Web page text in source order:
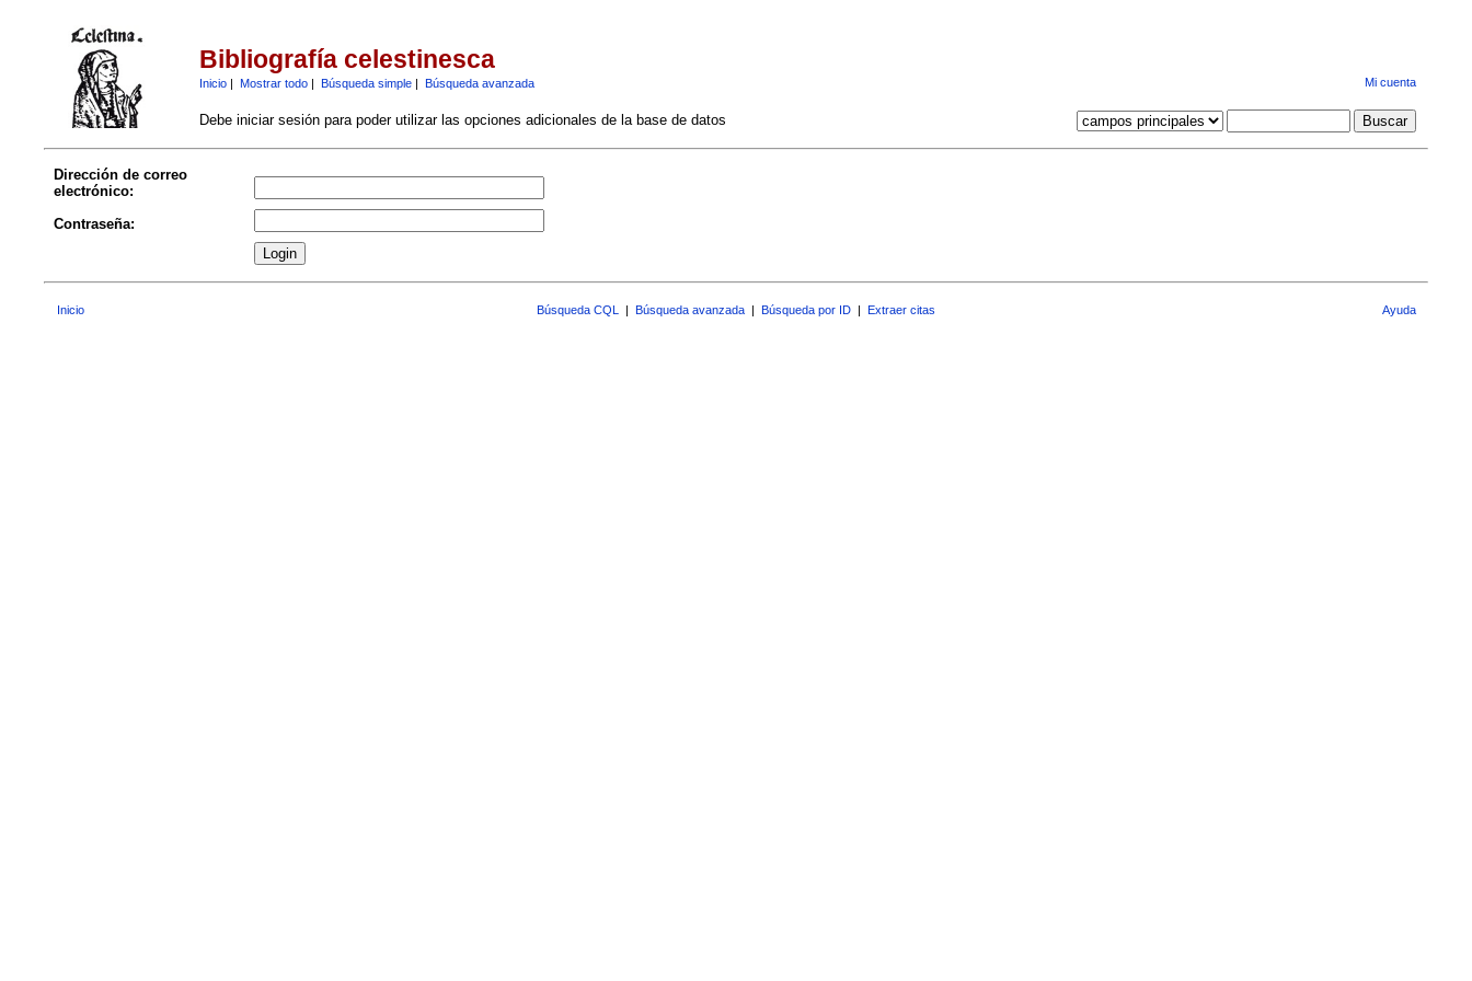
Bibliografía celestinesca
Inicio| Mostrar todo| Búsqueda simple| Búsqueda avanzada Mi cuenta
Debe iniciar sesión para poder utilizar las opciones adicionales de la base de datos
Dirección de correo
electrónico:
Contraseña:
Inicio Búsqueda CQL | Búsqueda avanzada | Búsqueda por ID | Extraer citas Ayuda